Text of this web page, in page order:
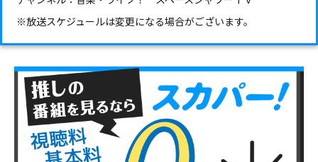
※放送スケジュールは変更になる場合がございます。